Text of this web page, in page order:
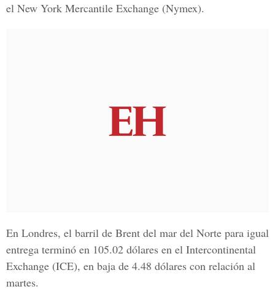
el New York Mercantile Exchange (Nymex).
En Londres, el barril de Brent del mar del Norte para igual
entrega terminó en 105.02 dólares en el Intercontinental
Exchange (ICE), en baja de 4.48 dólares con relación al
martes.